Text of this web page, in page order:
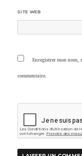
SITE WEB
Enregistrer mon nom,
commentaire.